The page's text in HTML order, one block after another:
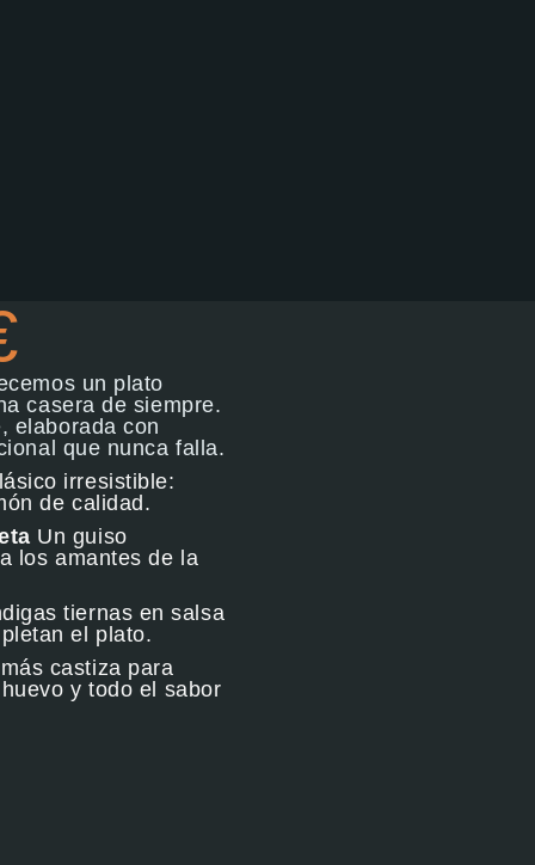
un plato
casera de siempre.
elaborada con
que nunca falla.
irresistible:
de calidad.
Un guiso
los amantes de la
tiernas en salsa
el plato.
castiza para
y todo el sabor